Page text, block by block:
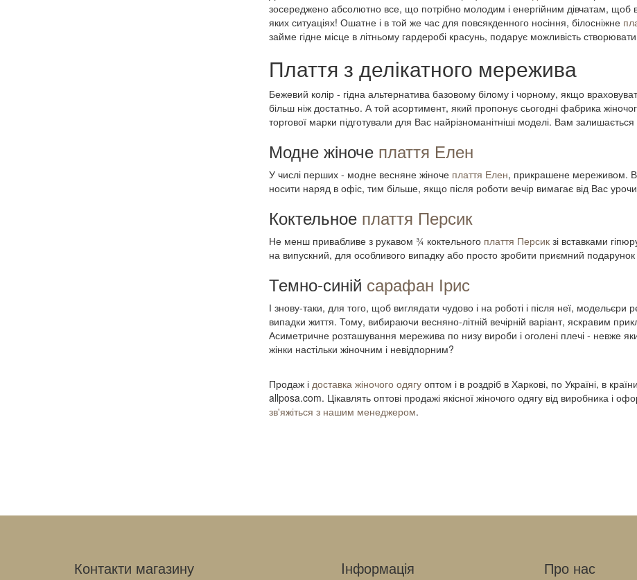
зосереджено абсолютно все, що потрібно молодим і енергійним дівчатам, щоб
яких ситуаціях! Ошатне і в той же час для повсякденного носіння, білосніжне
займе гідне місце в літньому гардеробі красунь, подарує можливість
Плаття з делікатного мережива
Бежевий колір - гідна альтернатива базовому білому і чорному, якщо
більш ніж достатньо. А той асортимент, який пропонує сьогодні фабрика
торгової марки підготували для Вас найрізноманітніші моделі. Вам залишається
Модне жіноче плаття Елен
У числі перших - модне весняне жіноче плаття Елен, прикрашене мереживом.
носити наряд в офіс, тим більше, якщо після роботи вечір вимагає від Вас
Коктельное плаття Персик
Не менш привабливе з рукавом ¾ коктельного плаття Персик зі вставками
на випускний, для особливого випадку або просто зробити приємний
Темно-синій сарафан Ірис
І знову-таки, для того, щоб виглядати чудово і на роботі і після неї, модельєри
випадки життя. Тому, вибираючи весняно-літній вечірній варіант, яскравим
Асиметричне розташування мережива по низу вироби і оголені плечі - невже
жінки настільки жіночним і невідпорним?
Продаж і доставка жіночого одягу оптом і в роздріб в Харкові, по Україні, в
allposa.com. Цікавлять оптові продажі якісної жіночого одягу від виробника і
зв'яжіться з нашим менеджером.
Контакти магазину Iнформація Про нас